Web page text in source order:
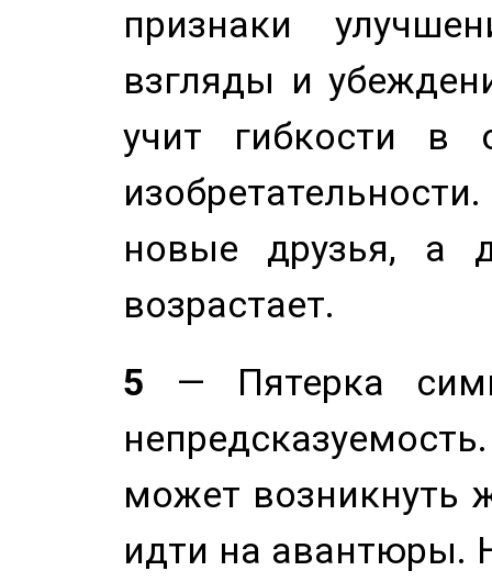
признаки
взгляды и
учит гибкости в
новые друзья, а
возрастает.
5 — Пятерка
может возникнуть
идти на авантюры.